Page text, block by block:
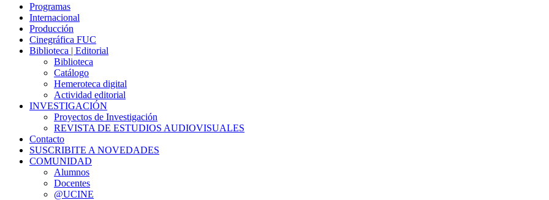
Programas
Internacional
Producción
Cinegráfica FUC
Biblioteca | Editorial
Biblioteca
Catálogo
Hemeroteca digital
Actividad editorial
INVESTIGACIÓN
Proyectos de Investigación
REVISTA DE ESTUDIOS AUDIOVISUALES
Contacto
SUSCRIBITE A NOVEDADES
COMUNIDAD
Alumnos
Docentes
@UCINE